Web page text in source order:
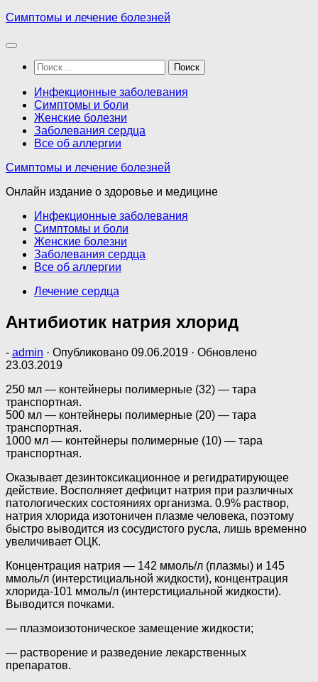
Перейти
содержимому
Симптомы и лечение болезней
Найти:
Инфекционные заболевания
Симптомы и боли
Женские болезни
Заболевания сердца
Все об аллергии
Симптомы и лечение болезней
Онлайн издание о здоровье и медицине
Инфекционные заболевания
Симптомы и боли
Женские болезни
Заболевания сердца
Все об аллергии
Лечение сердца
Антибиотик натрия хлорид
- admin · Опубликовано 09.06.2019 · Обновлено
23.03.2019
250 мл — контейнеры полимерные (32) — тара
транспортная.
500 мл — контейнеры полимерные (20) — тара
транспортная.
1000 мл — контейнеры полимерные (10) — тара
транспортная.
Оказывает дезинтоксикационное и регидратирующее
действие. Восполняет дефицит натрия при различных
патологических состояниях организма. 0.9% раствор,
натрия хлорида изотоничен плазме человека, поэтому
быстро выводится из сосудистого русла, лишь временно
увеличивает ОЦК.
Концентрация натрия — 142 ммоль/л (плазмы) и 145
ммоль/л (интерстициальной жидкости), концентрация
хлорида-101 ммоль/л (интерстициальной жидкости).
Выводится почками.
— плазмоизотоническое замещение жидкости;
— растворение и разведение лекарственных
препаратов.